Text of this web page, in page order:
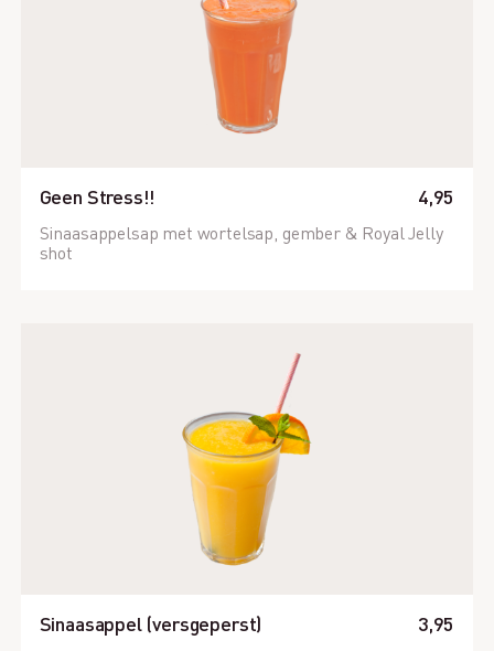
Geen Stress!! 4,95
Sinaasappelsap met wortelsap, gember & Royal Jelly
shot
Sinaasappel (versgeperst) 3,95